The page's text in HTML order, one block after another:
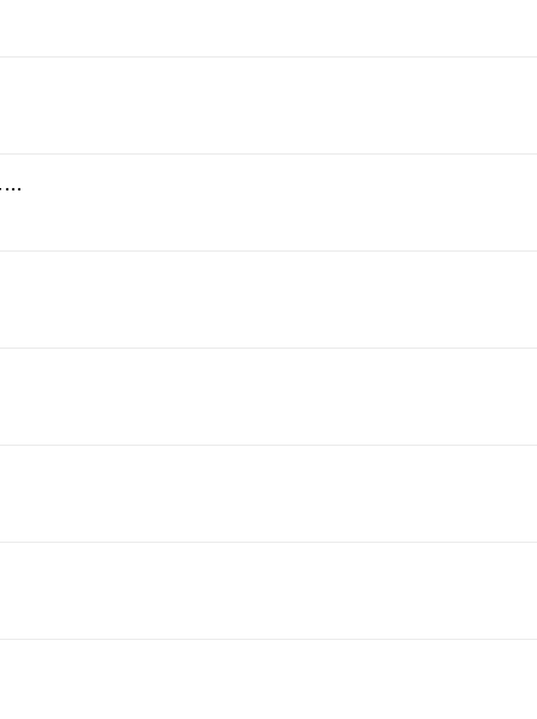
ジャッジメント・ナイツ・オブ・サンダー～伝説の勇者